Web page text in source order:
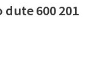
600 201